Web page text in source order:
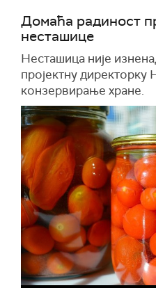
Домаћа радиност
несташице
Несташица није
пројектну директорку
конзервирање хране.